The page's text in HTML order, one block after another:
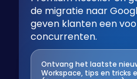
de migratie naar
geven klanten een
concurrenten.
Ontvang het laatste
Workspace, tips en tricks